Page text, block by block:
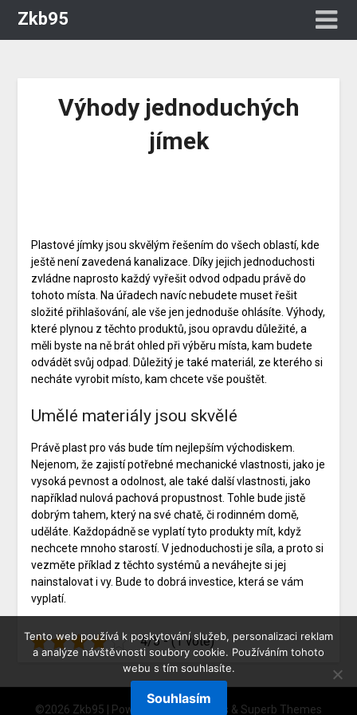
Zkb95
Výhody jednoduchých
jímek
Plastové jímkyjsou skvělým řešením do všech oblastí, kde
ještě není zavedená kanalizace. Díky jejich jednoduchosti
zvládne naprosto každý vyřešit odvod odpadu právě do
tohoto místa. Na úřadech navíc nebudete muset řešit
složité přihlašování, ale vše jen jednoduše ohlásíte. Výhody,
které plynou z těchto produktů, jsou opravdu důležité, a
měli byste na ně brát ohled při výběru místa, kam budete
odvádět svůj odpad. Důležitý je také materiál, ze kterého si
necháte vyrobit místo, kam chcete vše pouštět.
Umělé materiály jsou skvělé
Právě plast pro vás bude tím nejlepším východiskem.
Nejenom, že zajistí potřebné mechanické vlastnosti, jako je
vysoká pevnost a odolnost, ale také další vlastnosti, jako
například nulová pachová propustnost. Tohle bude jistě
dobrým tahem, který na své chatě, či rodinném domě,
uděláte. Každopádně se vyplatí tyto produkty mít, když
nechcete mnoho starostí. V jednoduchosti je síla, a proto si
vezměte příklad z těchto systémů a neváhejte si jej
nainstalovat i vy. Bude to dobrá investice, která se vám
vyplatí.
4/5 - (1 vote)
©2026 Zkb95 | Powered by WordPress & Superb Themes
Tento web používá k poskytování služeb, personalizaci reklam
a analýze návštěvnosti soubory cookie. Používáním tohoto
webu s tím souhlasíte.
Souhlasím